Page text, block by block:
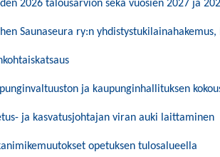
2026 talousarvion sekä vuosien 2027 ja
Saunaseura ry:n
ja kaupunginhallituksen
ja kasvatusjohtajan viran auki laittaminen
opetuksen tulosalueella